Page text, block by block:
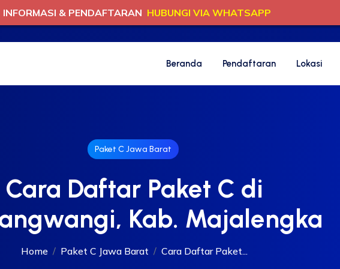
Beranda Pendaftaran Lokasi
Paket C Jawa Barat
Cara Daftar Paket C di
Kab. Majalengka
Home Paket C Jawa Barat Cara Daftar Paket...
INFORMASI & PENDAFTARAN HUBUNGI VIA WHATSAPP